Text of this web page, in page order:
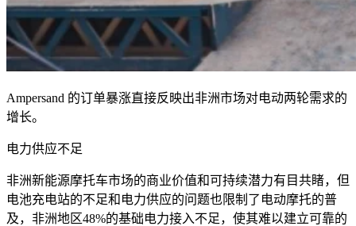
Ampersand 的订单暴涨直接反映出非洲市场对电动两轮需求的
增长。
电力供应不足
非洲新能源摩托车市场的商业价值和可持续潜力有目共睹，但
电池充电站的不足和电力供应的问题也限制了电动摩托的普
及，非洲地区48%的基础电力接入不足，使其难以建立可靠的